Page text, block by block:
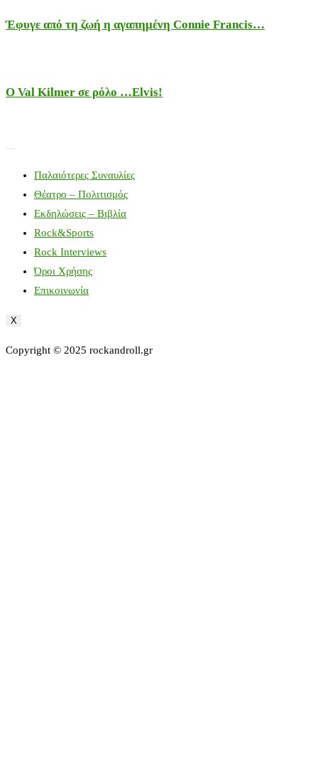
Έφυγε από τη ζωή η αγαπημένη Connie Francis…
Ο Val Kilmer σε ρόλο …Elvis!
Παλαιότερες Συναυλίες
Θέατρο – Πολιτισμός
Εκδηλώσεις – Βιβλία
Rock&Sports
Rock Interviews
Όροι Χρήσης
Επικοινωνία
X
Copyright © 2025 rockandroll.gr